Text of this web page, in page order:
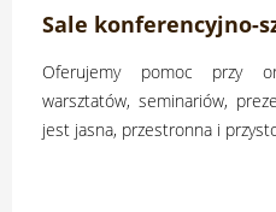
Sale konferencyjno-
Oferujemy pomoc przy
warsztatów, seminariów,
jest jasna, przestronna i